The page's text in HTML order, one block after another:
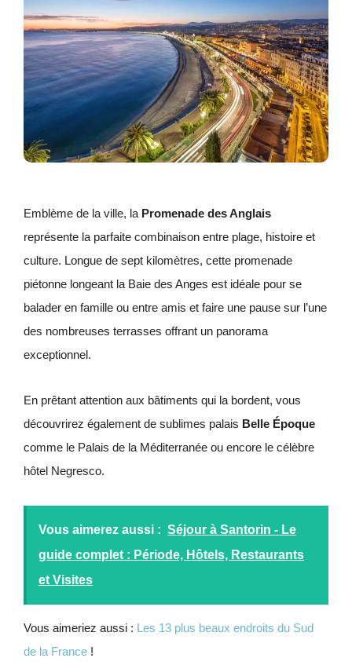
Emblème de la ville, la Promenade des Anglais
représente la parfaite combinaison entre plage, histoire et
culture. Longue de sept kilomètres, cette promenade
piétonne longeant la Baie des Anges est idéale pour se
balader en famille ou entre amis et faire une pause sur l’une
des nombreuses terrasses offrant un panorama
exceptionnel.
En prêtant attention aux bâtiments qui la bordent, vous
découvrirez également de sublimes palais Belle Époque
comme le Palais de la Méditerranée ou encore le célèbre
hôtel Negresco.
Vous aimerez aussi : Séjour à Santorin - Le
guide complet : Période, Hôtels, Restaurants
et Visites
Vous aimeriez aussi : Les 13 plus beaux endroits du Sud
de la France !